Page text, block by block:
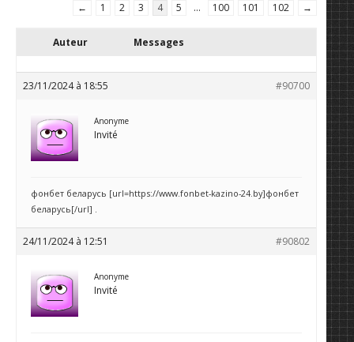
←
1 2 3 4 5 … 100 101 102 →
Auteur Messages
23/11/2024 à 18:55 #90700
Anonyme
Invité
фонбет беларусь [url=https://www.fonbet-kazino-24.by]фонбет
беларусь[/url] .
24/11/2024 à 12:51 #90802
Anonyme
Invité